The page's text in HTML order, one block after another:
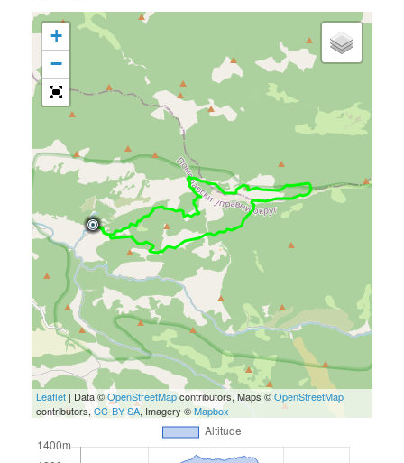
+
−
Leaflet | Data ©OpenStreetMapcontributors, Maps ©OpenStreetMap
contributors, CC-BY-SA, Imagery ©Mapbox